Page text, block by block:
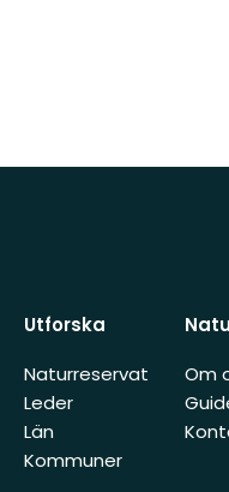
Utforska
Naturreservat
Leder
Län
Kommuner
Om